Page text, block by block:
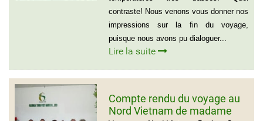
contraste! Nous venons vous donner nos
impressions sur la fin du voyage,
puisque nous avons pu dialoguer...
Lire la suite
Compte rendu du voyage au
Nord Vietnam de madame